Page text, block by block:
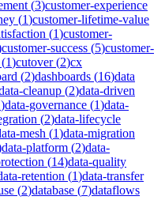
(3)customer-experience
(1)customer-lifetime-value
(1)customer-
customer-success (5)customer-
(1)cutover(2)cx
(2)dashboards (16)data
cleanup (2)data-driven
)data-governance (1)data-
(2)data-lifecycle
mesh (1)data-migration
data-platform (2)data-
(14)data-quality
retention (1)data-transfer
(2)database (7)dataflows